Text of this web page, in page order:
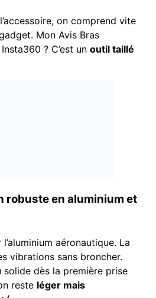
on comprend vite
Mon Avis Bras
? C’est un outil taillé
robuste en aluminium et
aéronautique. La
vibrations sans broncher.
solide dès la première prise
reste léger mais